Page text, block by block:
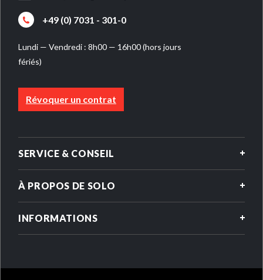
+49 (0) 7031 - 301-0
Lundi — Vendredi : 8h00 — 16h00 (hors jours
fériés)
Révoquer un contrat
SERVICE & CONSEIL
À PROPOS DE SOLO
INFORMATIONS